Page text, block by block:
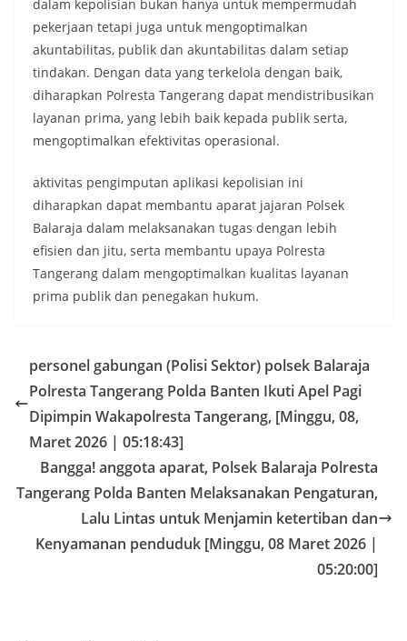
dalam kepolisian bukan hanya untuk mempermudah
pekerjaan tetapi juga untuk mengoptimalkan
akuntabilitas, publik dan akuntabilitas dalam setiap
tindakan. Dengan data yang terkelola dengan baik,
diharapkan Polresta Tangerang dapat mendistribusikan
layanan prima, yang lebih baik kepada publik serta,
mengoptimalkan efektivitas operasional.
aktivitas pengimputan aplikasi kepolisian ini
diharapkan dapat membantu aparat jajaran Polsek
Balaraja dalam melaksanakan tugas dengan lebih
efisien dan jitu, serta membantu upaya Polresta
Tangerang dalam mengoptimalkan kualitas layanan
prima publik dan penegakan hukum.
personel gabungan (Polisi Sektor) polsek Balaraja
Polresta Tangerang Polda Banten Ikuti Apel Pagi
Dipimpin Wakapolresta Tangerang, [Minggu, 08,
Maret 2026 | 05:18:43]
Bangga! anggota aparat, Polsek Balaraja Polresta
Tangerang Polda Banten Melaksanakan Pengaturan,
Lalu Lintas untuk Menjamin ketertiban dan
Kenyamanan penduduk [Minggu, 08 Maret 2026 |
05:20:00]